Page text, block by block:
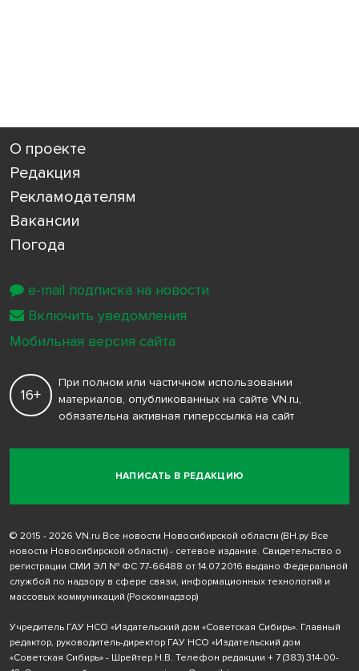
О проекте
Редакция
Рекламодателям
Вакансии
Погода
НАПИСАТЬ В РЕДАКЦИЮ
16+
При полном или частичном использовании
материалов, опубликованных на сайте VN.ru,
обязательна активная гиперссылка на сайт
© 2015 - 2026 VN.ru Все новости Новосибирской области (ВН.ру Все
новости Новосибирской области) - сетевое издание. Свидетельство о
регистрации СМИ ЭЛ № ФС 77-66488 от 14.07.2016 выдано Федеральной
службой по надзору в сфере связи, информационных технологий и
массовых коммуникаций (Роскомнадзор)
Учредитель ГАУ НСО «Издательский дом «Советская Сибирь». Главный
редактор, руководитель-директор ГАУ НСО «Издательский дом
«Советская Сибирь» - Шрейтер Н.В. Телефон редакции + 7 (383) 314-00-
e-mail подписка на новости
Включить уведомления
Мобильная версия сайта